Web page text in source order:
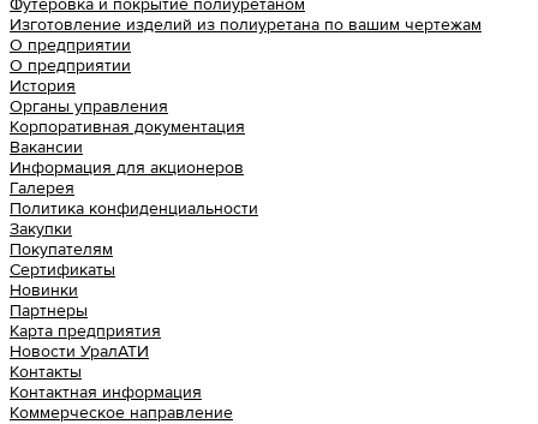
Футеровка и покрытие полиуретаном
Изготовление изделий из полиуретана по вашим чертежам
О предприятии
О предприятии
История
Органы управления
Корпоративная документация
Вакансии
Информация для акционеров
Галерея
Политика конфиденциальности
Закупки
Покупателям
Сертификаты
Новинки
Партнеры
Карта предприятия
Новости УралАТИ
Контакты
Контактная информация
Коммерческое направление